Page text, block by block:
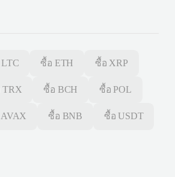
LTC ซื้อ ETH ซื้อ XRP
TRX ซื้อ BCH ซื้อ POL
AVAX ซื้อ BNB ซื้อ USDT